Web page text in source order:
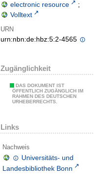
electronic resource
;
Volltext
URN
urn:nbn:de:hbz:5:2-4565
Zugänglichkeit
DAS DOKUMENT IST
ÖFFENTLICH ZUGÄNGLICH IM
RAHMEN DES DEUTSCHEN
URHEBERRECHTS.
Links
Nachweis
Universitäts- und
Landesbibliothek Bonn